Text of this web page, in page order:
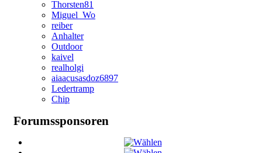
Thorsten81
Miguel_Wo
reiber
Anhalter
Outdoor
kaivel
realholgi
aiaacusasdoz6897
Ledertramp
Chip
Forumssponsoren